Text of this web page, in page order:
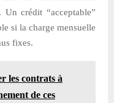
crédit “acceptable”
si la charge mensuelle
fixes.
les contrats à
de ces